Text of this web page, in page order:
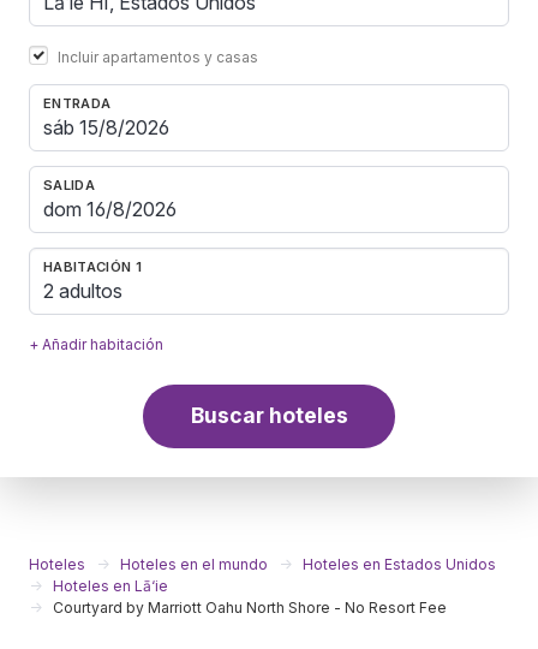
Incluir apartamentos y casas
ENTRADA
SALIDA
HABITACIÓN 1
2 adultos
+ Añadir habitación
Buscar hoteles
Hoteles Hoteles en el mundo
Hoteles en Estados Unidos
Hoteles en Lā‘ie
Courtyard by Marriott Oahu North Shore - No Resort Fee